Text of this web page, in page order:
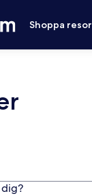
Shoppa resor